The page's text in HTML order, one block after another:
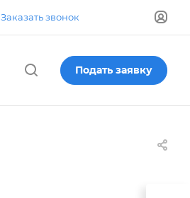
Заказать звонок
Подать заявку